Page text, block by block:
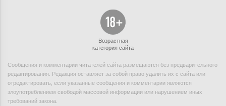
Возрастная
категория сайта
Сообщения и комментарии читателей сайта размещаются без предварительного
редактирования. Редакция оставляет за собой право удалить их с сайта или
отредактировать, если указанные сообщения и комментарии являются
злоупотреблением свободой массовой информации или нарушением иных
требований закона.